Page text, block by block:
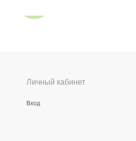
Личный кабинет
Вход